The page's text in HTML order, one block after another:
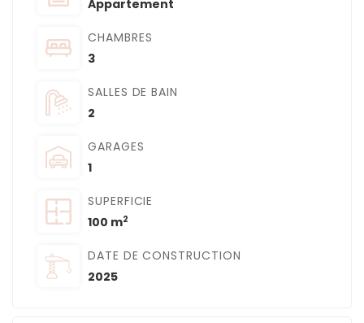
Appartement
CHAMBRES
3
SALLES DE BAIN
2
GARAGES
1
SUPERFICIE
100 m2
DATE DE CONSTRUCTION
2025